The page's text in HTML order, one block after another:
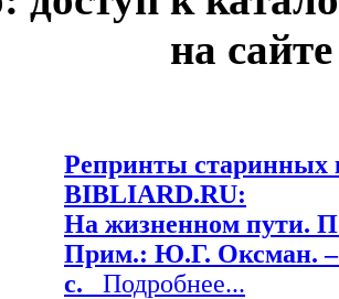
на
Репринты старинных
BIBLIARD.RU:
На жизненном пути.
Прим.: Ю.Г. Оксман. –
с. Подробнее...